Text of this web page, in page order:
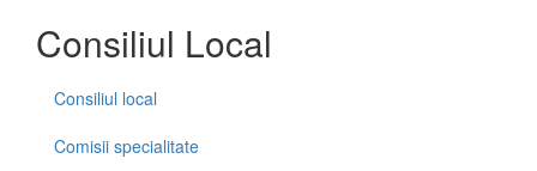
Consiliul Local
Consiliul local
Comisii specialitate